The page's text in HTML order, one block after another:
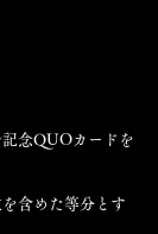
念QUOカードを
含めた等分とす